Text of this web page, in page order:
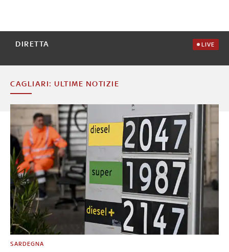
DIRETTA LIVE
CAGLIARI: ULTIME NOTIZIE
SARDEGNA